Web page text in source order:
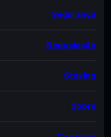
Segurança
Negociação
Staking
Sobre